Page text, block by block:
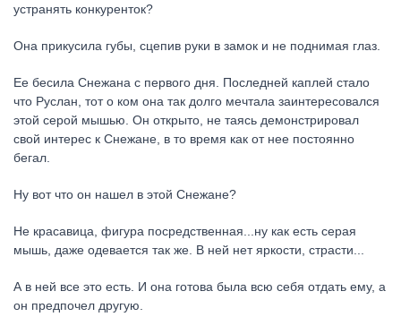
устранять конкуренток?
Она прикусила губы, сцепив руки в замок и не поднимая глаз.
Ее бесила Снежана с первого дня. Последней каплей стало
что Руслан, тот о ком она так долго мечтала заинтересовался
этой серой мышью. Он открыто, не таясь демонстрировал
свой интерес к Снежане, в то время как от нее постоянно
бегал.
Ну вот что он нашел в этой Снежане?
Не красавица, фигура посредственная...ну как есть серая
мышь, даже одевается так же. В ней нет яркости, страсти...
А в ней все это есть. И она готова была всю себя отдать ему, а
он предпочел другую.